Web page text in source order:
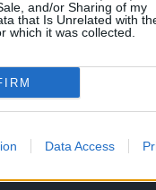
and/or Sharing of my
that Is Unrelated with
which it was collected.
Data Access